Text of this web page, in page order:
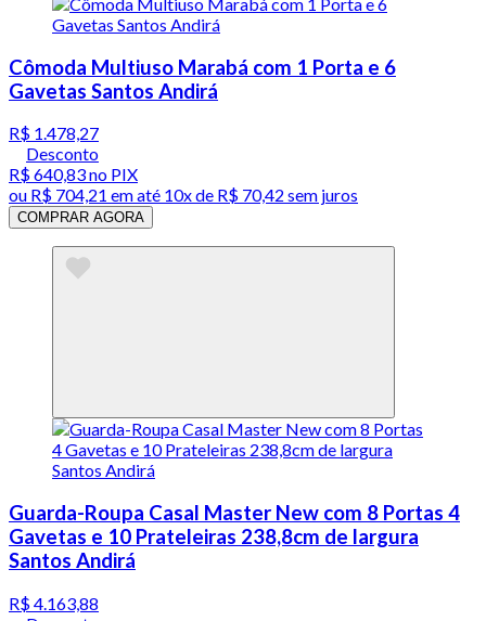
Cômoda Multiuso Marabá com 1 Porta e 6
Gavetas Santos Andirá
R$ 1.478,27
Desconto
R$ 640,83no PIX
ou R$ 704,21 em até 10x de R$ 70,42 sem juros
COMPRAR AGORA
Guarda-Roupa Casal Master New com 8 Portas 4
Gavetas e 10 Prateleiras 238,8cm de largura
Santos Andirá
R$ 4.163,88